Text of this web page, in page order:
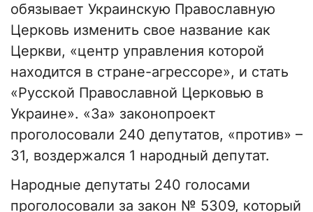
обязывает Украинскую Православную
Церковь изменить свое название как
Церкви, «центр управления которой
находится в стране-агрессоре», и стать
«Русской Православной Церковью в
Украине». «За» законопроект
проголосовали 240 депутатов, «против» –
31, воздержался 1 народный депутат.
Народные депутаты 240 голосами
проголосовали за закон № 5309, который